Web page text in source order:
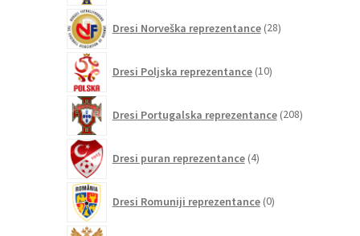
Dresi Norveška reprezentance 28izdelkov
Dresi Poljska reprezentance 10izdelkov
Dresi Portugalska reprezentance 208izdelkov
Dresi puran reprezentance 4izdelki
Dresi Romuniji reprezentance 0izdelkov